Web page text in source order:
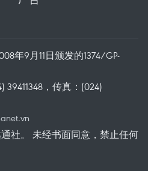
年9月11日颁发的1374/GP-
39411348，传真：(024)
社。 未经书面同意，禁止任何